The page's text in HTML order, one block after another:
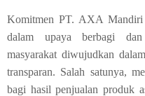
Komitmen PT. AXA
dalam upaya berbagi
masyarakat diwujudkan
transparan. Salah satunya,
bagi hasil penjualan produk